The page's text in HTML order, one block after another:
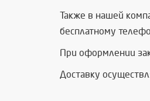
Также в нашей
бесплатному
При оформлении
Доставку